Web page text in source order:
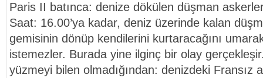
Paris II batınca: denize dökülen düşman
Saat: 16.00’ya kadar, deniz üzerinde kalan
gemisinin dönüp kendilerini kurtaracağını
istemezler. Burada yine ilginç bir olay
yüzmeyi bilen olmadığından: denizdeki Fransız